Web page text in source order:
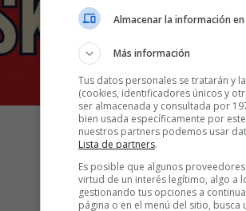
Almacenar la información
Más información
Tus datos personales se tratarán y
(cookies, identificadores únicos y
ser almacenada y consultada por
bien usada específicamente por
nuestros partners podemos usar
Lista de partners.
Es posible que algunos
virtud de un interés legítimo, algo a
gestionando tus opciones a
página o en el menú del sitio,